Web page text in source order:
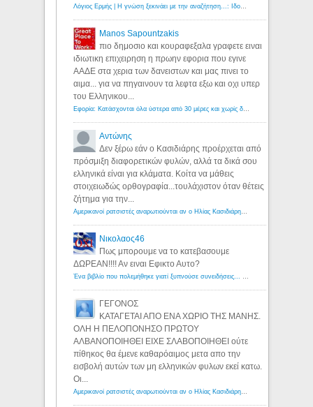
Λόγιος Ερμής | Η γνώση ξεκινάει με την αναζήτηση...: Ιδού οι 18 που χρωστούν 11 δις ευρώ!
Manos Sapountzakis
πιο δημοσιο και κουραφεξαλα γραφετε ειναι
ιδιωτικη επιχειρηση η πρωην εφορια που εγινε
ΑΑΔΕ στα χερια των δανειστων και μας πινει το
αιμα... για να πηγαινουν τα λεφτα εξω και οχι υπερ
του Ελληνικου...
Εφορία: Κατάσχονται όλα ύστερα από 30 μέρες και χωρίς δικαστικές αποφάσεις - Λόγιος Ερμής
Αντώνης
Δεν ξέρω εάν ο Κασιδιάρης προέρχεται από
πρόσμιξη διαφορετικών φυλών, αλλά τα δικά σου
ελληνικά είναι για κλάματα. Κοίτα να μάθεις
στοιχειωδώς ορθογραφία...τουλάχιστον όταν θέτεις
ζήτημα για την...
Αμερικανοί ρατσιστές αναρωτιούνται αν ο Ηλίας Κασιδιάρης ανήκει στη λευκή φυλή... - Λόγιος Ερμής
Νικολαος46
Πως μπορουμε να το κατεβασουμε
ΔΩΡΕΑΝ!!!! Αν ειναι Εφικτο Αυτο?
Ένα βιβλίο που πολεμήθηκε γιατί ξυπνούσε συνειδήσεις... - Λόγιος Ερμής | Η γνώση ξεκινάει με την αναζήτηση...
ΓΕΓΟΝΟΣ
ΚΑΤΑΓΕΤΑΙ ΑΠΟ ΕΝΑ ΧΩΡΙΟ ΤΗΣ ΜΑΝΗΣ.
ΟΛΗ Η ΠΕΛΟΠΟΝΗΣΟ ΠΡΩΤΟΥ
ΑΛΒΑΝΟΠΟΙΗΘΕΙ ΕΙΧΕ ΣΛΑΒΟΠΟΙΗΘΕΙ ούτε
πίθηκος θα έμενε καθαρόαιμος μετα απο την
εισβολή αυτών των μη ελληνικών φυλων εκεί κατω.
Οι...
Αμερικανοί ρατσιστές αναρωτιούνται αν ο Ηλίας Κασιδιάρης ανήκει στη λευκή φυλή... - Λόγιος Ερμής